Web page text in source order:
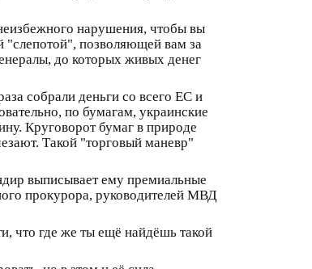
нарушения, чтобы вы
"слепотой", позволяющей вам за
до которых живых денег
собрали деньги со всего ЕС и
по бумагам, украинские
Круговорот бумаг в природе
Такой "торговый маневр"
выписывает ему премиальные
прокурора, руководителей МВД
что где же ты ещё найдёшь такой